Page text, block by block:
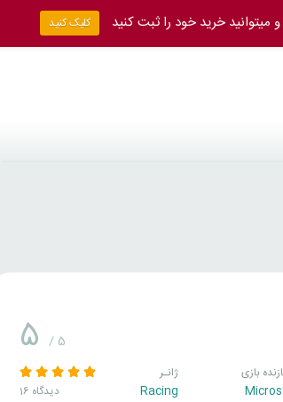
بازی ژانـر
Racing
5 / 5
16 دیدگاه
خرید خود را ثبت کنید کلیک کنید